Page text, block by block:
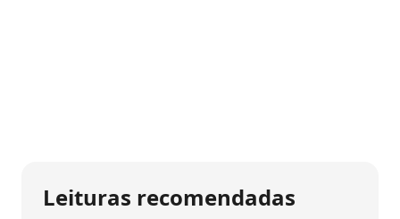
Leituras recomendadas